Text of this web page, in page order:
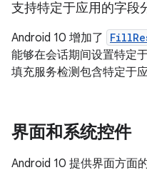
支持特定于应用的字段
Android 10 增加了
能够在会话期间设置特定
填充服务检测包含特定于
界面和系统控件
Android 10 提供界面方面